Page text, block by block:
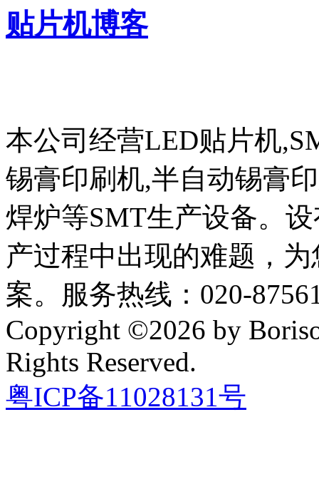
贴片机博客
本公司经营LED贴片机
锡膏印刷机,半自动锡膏
焊炉等SMT生产设备。
产过程中出现的难题，
案。服务热线：020-
Copyright ©2026 by
Rights Reserved.
粤ICP备11028131号